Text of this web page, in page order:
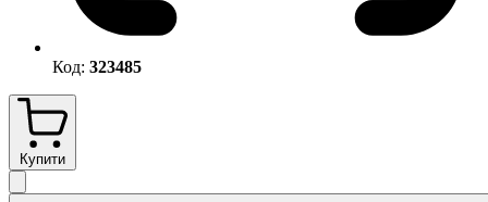
Код: 323485
Купити